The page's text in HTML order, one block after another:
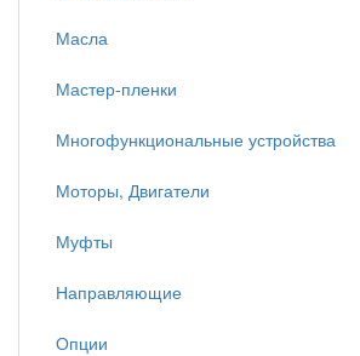
Масла
Мастер-пленки
Многофункциональные устройства
Моторы, Двигатели
Муфты
Направляющие
Опции